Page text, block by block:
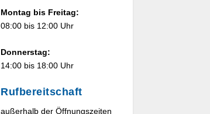
Montag bis Freitag:
08:00 bis 12:00 Uhr
Donnerstag:
14:00 bis 18:00 Uhr
Rufbereitschaft
außerhalb der Öffnungszeiten